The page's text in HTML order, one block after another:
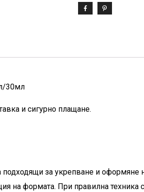
30мл
и сигурно плащане.
подходящи за укрепване и оформяне
на формата. При правилна техника